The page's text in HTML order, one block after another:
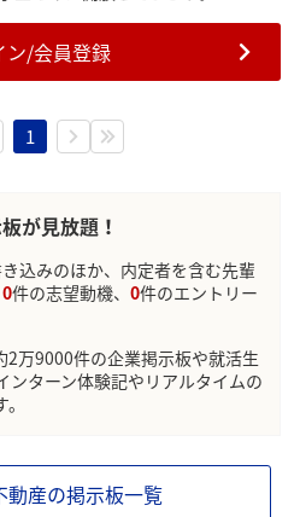
ン/会員登録
1
が見放題！
込みのほか、内定者を含む先輩
0件の志望動機、 0件のエントリー
2万9000件の企業掲示板や就活生
ンターン体験記やリアルタイムの
産の掲示板一覧